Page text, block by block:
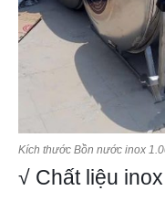
Kích thước Bồn nước inox
√ Chất liệu